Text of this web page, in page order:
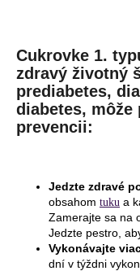
Cukrovke 1.
zdravý životný
prediabetes,
diabetes,
prevencii:
Jedzte zdravé
obsahom tuku a
Zamerajte sa na
Jedzte pestro,
Vykonávajte
dní v týždni